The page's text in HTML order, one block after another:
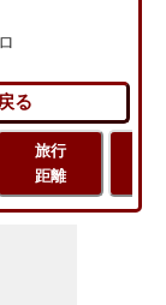
旅行
距離